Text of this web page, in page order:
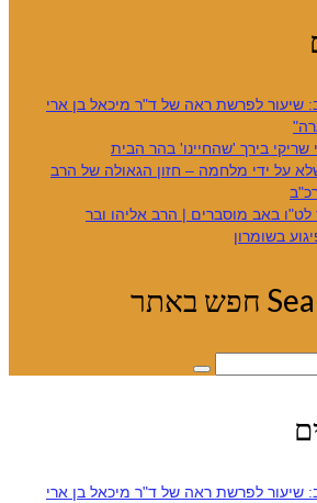
לפרשת ראה של ד"ר מיכאל בן ארי
'שהחיינו' בהר הבית
מלחמה – חזון הגאולה של הרב
מוסברים | הרב אליהו ובר
לפרשת ראה של ד"ר מיכאל בן ארי